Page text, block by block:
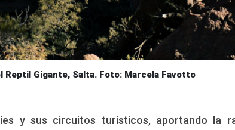
Reptil Gigante, Salta. Foto: Marcela Favotto
y sus circuitos turísticos, aportando la